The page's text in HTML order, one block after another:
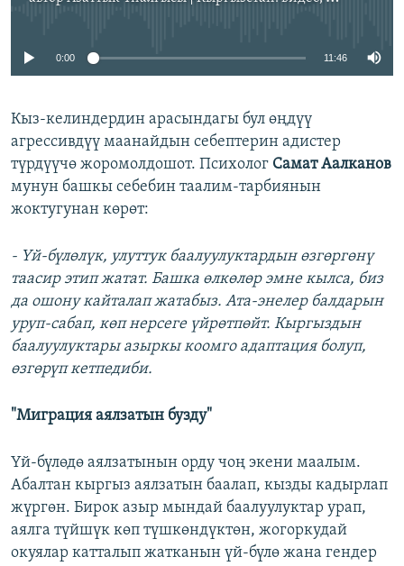
No media source currently available
0:00 11:46
Кыз-келиндердин арасындагы бул өңдүү
агрессивдүү маанайдын себептерин адистер
түрдүүчө жоромолдошот. Психолог Самат Аалканов
мунун башкы себебин таалим-тарбиянын
жоктугунан көрөт:
- Үй-бүлөлүк, улуттук баалуулуктардын өзгөргөнү
таасир этип жатат. Башка өлкөлөр эмне кылса, биз
да ошону кайталап жатабыз. Ата-энелер балдарын
уруп-сабап, көп нерсеге үйрөтпөйт. Кыргыздын
баалуулуктары азыркы коомго адаптация болуп,
өзгөрүп кетпедиби.
"Миграция аялзатын бузду"
Үй-бүлөдө аялзатынын орду чоң экени маалым.
Абалтан кыргыз аялзатын баалап, кызды кадырлап
жүргөн. Бирок азыр мындай баалуулуктар урап,
аялга түйшүк көп түшкөндүктөн, жогоркудай
окуялар катталып жатканын үй-бүлө жана гендер